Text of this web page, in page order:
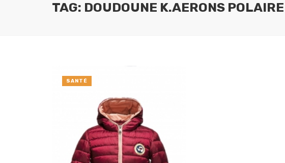
TAG: DOUDOUNE K.AERONS
SANTÉ